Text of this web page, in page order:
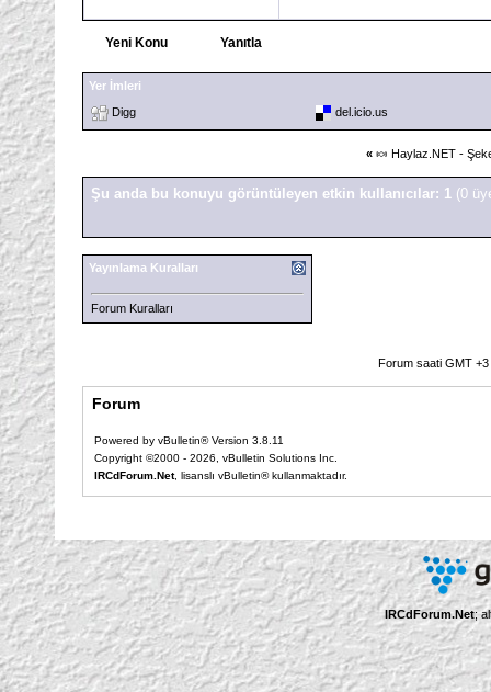
Yeni Konu Yanıtla
Yer İmleri
Digg
del.icio.us
« 🍬 Haylaz.NET -
Şu anda bu konuyu görüntüleyen etkin kullanıcılar: 1 (0
Yayınlama Kuralları
Forum Kuralları
Forum saati GMT
Forum
Powered by vBulletin® Version 3.8.11
Copyright ©2000 - 2026, vBulletin Solutions Inc.
IRCdForum.Net, lisanslı vBulletin® kullanmaktadır.
IRCdForum.Net;